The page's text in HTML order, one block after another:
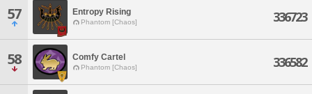
57 Entropy Rising
Phantom [Chaos] 336723
58 Comfy Cartel
Phantom [Chaos] 336582